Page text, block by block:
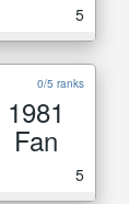
5
0/5 ranks
1981
Fan
5